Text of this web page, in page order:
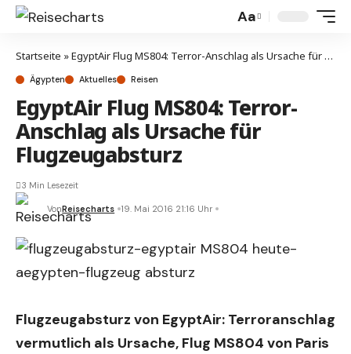
Aa
Startseite »EgyptAir Flug MS804: Terror-Anschlag als Ursache für Flugzeugabsturz
Ägypten Aktuelles Reisen
EgyptAir Flug MS804: Terror-
Anschlag als Ursache für
Flugzeugabsturz
VonReisecharts 19. Mai 2016 21:16 Uhr
3 Min Lesezeit
Flugzeugabsturz von EgyptAir: Terroranschlag
vermutlich als Ursache, Flug MS804 von Paris